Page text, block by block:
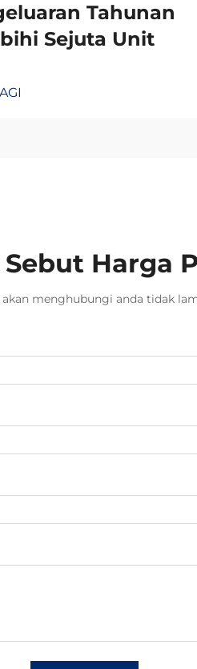
Tahunan
Sejuta Unit
Harga
menghubungi anda tidak